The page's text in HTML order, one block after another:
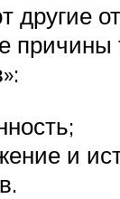
другие
причины
и